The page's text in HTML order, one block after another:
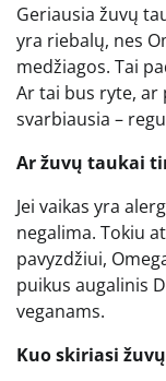
Geriausia žuvų
yra riebalų, nes
medžiagos. Tai
Ar tai bus ryte,
svarbiausia –
Ar žuvų taukai
Jei vaikas yra
negalima. Tokiu
pavyzdžiui,
puikus augalinis
veganams.
Kuo skiriasi